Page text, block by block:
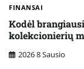
FINANSAI
Kodėl
kolekcionierių
2026 8 Sausio